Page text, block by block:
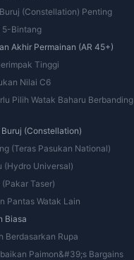
(Constellation) Penting
5-Bintang
Akhir Permainan (AR 45+)
Tinggi
Nilai C6
Pilih Watak Baharu Berbanding
(Constellation)
(Teras Pasukan National)
(Hydro Universal)
(Pakar Taser)
Pantas Watak Lain
Biasa
Berdasarkan Rupa
Paimon&#39;s Bargains